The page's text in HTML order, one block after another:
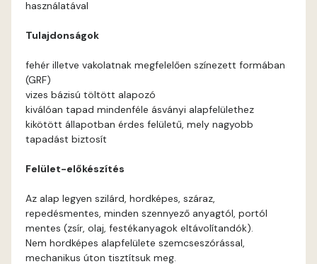
Blood-orange E
Bone D
használatával
Tulajdonságok
fehér illetve vakolatnak megfelelően színezett formában
(GRF)
vizes bázisú töltött alapozó
kiválóan tapad mindenféle ásványi alapfelülethez
kikötött állapotban érdes felületű, mely nagyobb
tapadást biztosít
Felület-előkészítés
Az alap legyen szilárd, hordképes, száraz,
repedésmentes, minden szennyező anyagtól, portól
mentes (zsír, olaj, festékanyagok eltávolítandók).
Nem hordképes alapfelülete szemcseszórással,
mechanikus úton tisztítsuk meg.